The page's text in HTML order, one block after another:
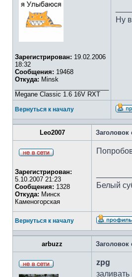
Зарегистрирован: 19.02.2006
18:32
Сообщения: 19468
Откуда: Minsk
Megane Classic 1.6 16V RXT
Ну
Вернуться к началу
Leo2007
Зарегистрирован:
5.10.2007 21:23
Сообщения: 1328
Откуда: Минск
Каменогорская
Белый
Вернуться к началу
arbuzz
zpg